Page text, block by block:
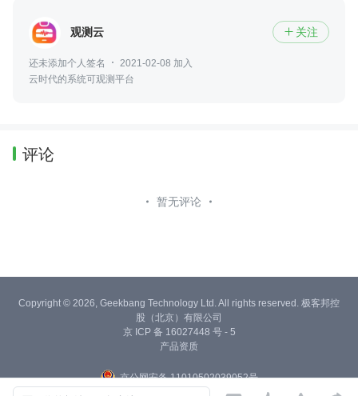
观测云  关注
还未添加个人签名
2021-02-08 加入
云时代的系统可观测平台
评论
暂无评论
Copyright © 2026, Geekbang Technology Ltd. All rights reserved. 极客邦控
股（北京）有限公司
京 ICP 备 16027448 号 - 5
产品资质
京公网安备 11010502039052号